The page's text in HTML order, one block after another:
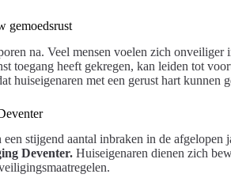
gemoedsrust
na. Veel mensen voelen zich
toegang heeft gekregen, kan leiden tot
huiseigenaren met een gerust hart kunnen
stijgend aantal inbraken in de
Deventer. Huiseigenaren dienen zich